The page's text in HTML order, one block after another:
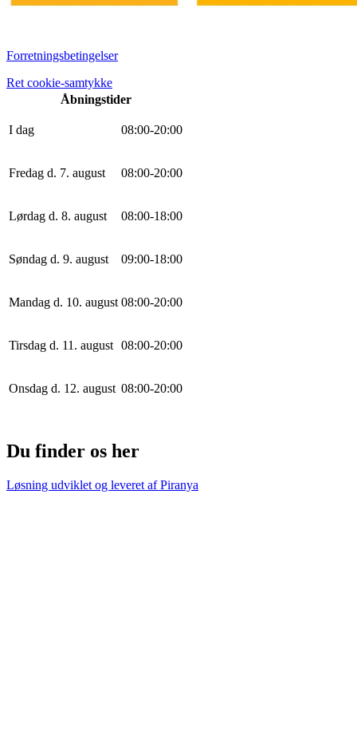
Forretningsbetingelser
Ret cookie-samtykke
Åbningstider
I dag 08:00-20:00
Fredag d. 7. august 08:00-20:00
Lørdag d. 8. august 08:00-18:00
Søndag d. 9. august 09:00-18:00
Mandag d. 10. august 08:00-20:00
Tirsdag d. 11. august 08:00-20:00
Onsdag d. 12. august 08:00-20:00
Du finder os her
Løsning udviklet og leveret afPiranya